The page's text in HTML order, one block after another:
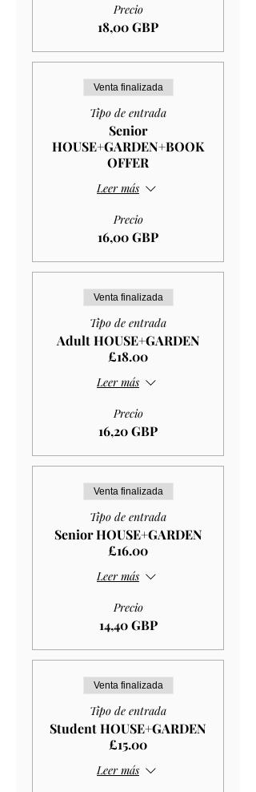
Precio
18,00 GBP
Venta finalizada
Tipo de entrada
Senior
HOUSE+GARDEN+BOOK
OFFER
Leer más
Precio
16,00 GBP
Venta finalizada
Tipo de entrada
Adult HOUSE+GARDEN
£18.00
Leer más
Precio
16,20 GBP
Venta finalizada
Tipo de entrada
Senior HOUSE+GARDEN
£16.00
Leer más
Precio
14,40 GBP
Venta finalizada
Tipo de entrada
Student HOUSE+GARDEN
£15.00
Leer más